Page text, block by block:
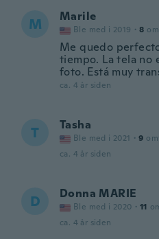
M Marile
Ble med i 2019 · 8
Me quedo
tiempo. La tela no
foto. Está muy
ca. 4 år siden
T Tasha
Ble med i 2021 · 9
ca. 4 år siden
D Donna MARIE
Ble med i 2020 · 11
ca. 4 år siden